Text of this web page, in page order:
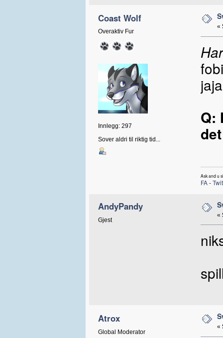
Coast Wolf
Overaktiv Fur
Innlegg: 297
Sover aldri til riktig tid...
«
Q:
Ask and u
FA-
AndyPandy
Gjest
«
Atrox
Global Moderator
«